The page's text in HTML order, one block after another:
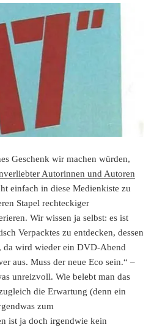
Geschenk wir machen würden,
Autorinnen und Autoren
einfach in diese Medienkiste zu
Stapel rechteckiger
Wir wissen ja selbst: es ist
Verpacktes zu entdecken, dessen
da wird wieder ein DVD-Abend
aus. Muss der neue Eco sein.“ –
unreizvoll. Wie belebt man das
die Erwartung (denn ein
zum
ist ja doch irgendwie kein